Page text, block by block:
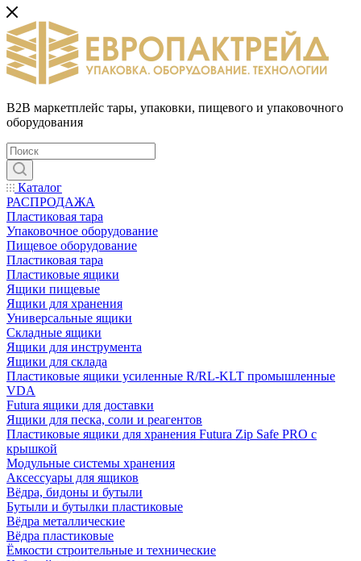
B2B маркетплейс тары, упаковки, пищевого и упаковочного
оборудования
Каталог
РАСПРОДАЖА
Пластиковая тара
Упаковочное оборудование
Пищевое оборудование
Пластиковая тара
Пластиковые ящики
Ящики пищевые
Ящики для хранения
Универсальные ящики
Складные ящики
Ящики для инструмента
Ящики для склада
Пластиковые ящики усиленные R/RL-KLT промышленные
VDA
Futura ящики для доставки
Ящики для песка, соли и реагентов
Пластиковые ящики для хранения Futura Zip Safe PRO с
крышкой
Модульные системы хранения
Аксессуары для ящиков
Вёдра, бидоны и бутыли
Бутыли и бутылки пластиковые
Вёдра металлические
Вёдра пластиковые
Ёмкости строительные и технические